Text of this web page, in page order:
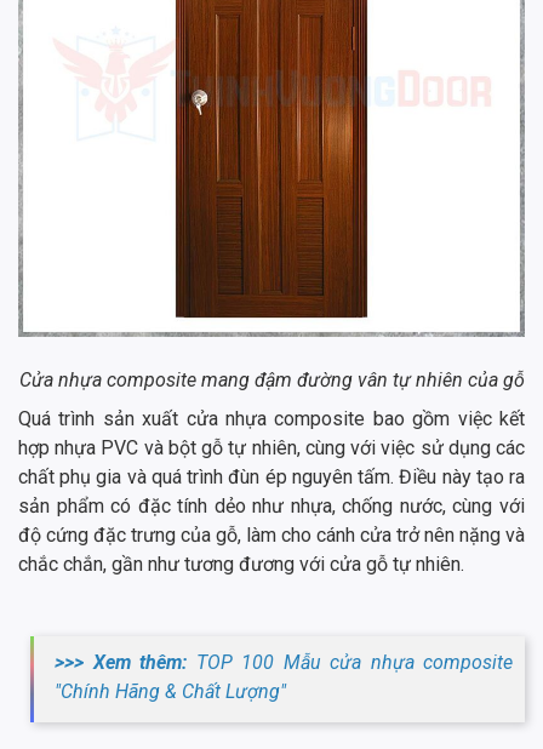
Cửa nhựa composite mang đậm đường vân tự nhiên của gỗ
Quá trình sản xuất cửa nhựa composite bao gồm việc kết
hợp nhựa PVC và bột gỗ tự nhiên, cùng với việc sử dụng các
chất phụ gia và quá trình đùn ép nguyên tấm. Điều này tạo ra
sản phẩm có đặc tính dẻo như nhựa, chống nước, cùng với
độ cứng đặc trưng của gỗ, làm cho cánh cửa trở nên nặng và
chắc chắn, gần như tương đương với cửa gỗ tự nhiên.
>>> Xem thêm: TOP 100 Mẫu cửa nhựa composite
"Chính Hãng & Chất Lượng"